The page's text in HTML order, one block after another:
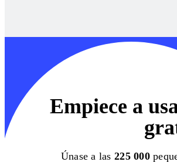
Empiece a
Únase a las225 000